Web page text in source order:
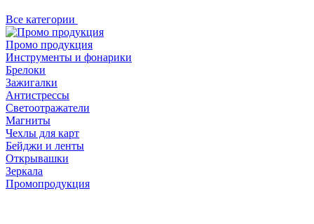
Все категории
Промо продукция
Инструменты и фонарики
Брелоки
Зажигалки
Антистрессы
Светоотражатели
Магниты
Чехлы для карт
Бейджи и ленты
Открывашки
Зеркала
Промопродукция